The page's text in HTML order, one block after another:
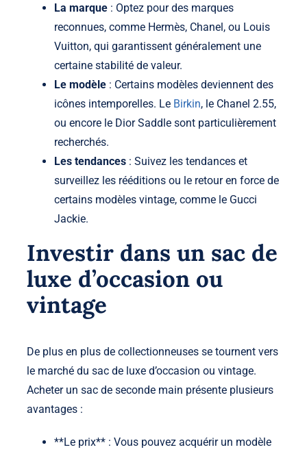
La marque: Optez pour des marques
reconnues, comme Hermès, Chanel, ou Louis
Vuitton, qui garantissent généralement une
certaine stabilité de valeur.
Le modèle: Certains modèles deviennent des
icônes intemporelles. Le Birkin, le Chanel 2.55,
ou encore le Dior Saddle sont particulièrement
recherchés.
Les tendances: Suivez les tendances et
surveillez les rééditions ou le retour en force de
certains modèles vintage, comme le Gucci
Jackie.
Investir dans un sac de
luxe d’occasion ou
vintage
De plus en plus de collectionneuses se tournent vers
le marché du sac de luxe d’occasion ou vintage.
Acheter un sac de seconde main présente plusieurs
avantages :
**Le prix** : Vous pouvez acquérir un modèle